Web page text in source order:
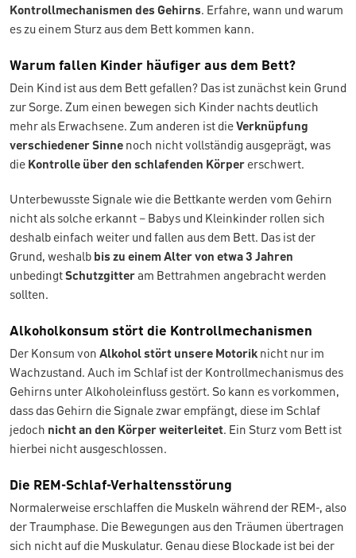
Kontrollmechanismen des Gehirns. Erfahre, wann und warum
es zu einem Sturz aus dem Bett kommen kann.
Warum fallen Kinder häufiger aus dem Bett?
Dein Kind ist aus dem Bett gefallen? Das ist zunächst kein Grund
zur Sorge. Zum einen bewegen sich Kinder nachts deutlich
mehr als Erwachsene. Zum anderen ist dieVerknüpfung
verschiedener Sinne noch nicht vollständig ausgeprägt, was
die Kontrolle über den schlafenden Körper erschwert.
Unterbewusste Signale wie die Bettkante werden vom Gehirn
nicht als solche erkannt – Babys und Kleinkinder rollen sich
deshalb einfach weiter und fallen aus dem Bett. Das ist der
Grund, weshalb bis zu einem Alter von etwa 3 Jahren
unbedingtSchutzgitteram Bettrahmen angebracht werden
sollten.
Alkoholkonsum stört die Kontrollmechanismen
Der Konsum von Alkohol stört unsere Motoriknicht nur im
Wachzustand. Auch im Schlaf ist der Kontrollmechanismus des
Gehirns unter Alkoholeinfluss gestört. So kann es vorkommen,
dass das Gehirn die Signale zwar empfängt, diese im Schlaf
jedoch nicht an den Körper weiterleitet. Ein Sturz vom Bett ist
hierbei nicht ausgeschlossen.
Die REM-Schlaf-Verhaltensstörung
Normalerweise erschlaffen die Muskeln während der REM-, also
der Traumphase. Die Bewegungen aus den Träumen übertragen
sich nicht auf die Muskulatur. Genau diese Blockade ist bei der